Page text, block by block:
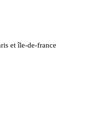
et île-de-france